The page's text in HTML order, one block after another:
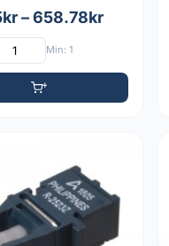
– 658.78kr
Min: 1